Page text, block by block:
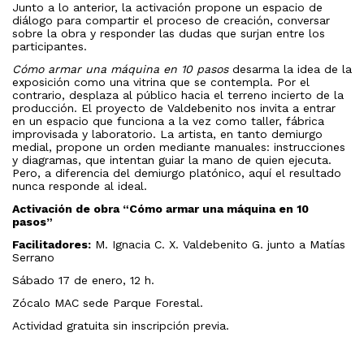
Junto a lo anterior, la activación propone un espacio de
diálogo para compartir el proceso de creación, conversar
sobre la obra y responder las dudas que surjan entre los
participantes.
Cómo armar una máquina en 10 pasosdesarma la idea de la
exposición como una vitrina que se contempla. Por el
contrario, desplaza al público hacia el terreno incierto de la
producción. El proyecto de Valdebenito nos invita a entrar
en un espacio que funciona a la vez como taller, fábrica
improvisada y laboratorio. La artista, en tanto demiurgo
medial, propone un orden mediante manuales: instrucciones
y diagramas, que intentan guiar la mano de quien ejecuta.
Pero, a diferencia del demiurgo platónico, aquí el resultado
nunca responde al ideal.
Activación de obra “Cómo armar una máquina en 10
pasos”
Facilitadores: M. Ignacia C. X. Valdebenito G. junto a Matías
Serrano
Sábado 17 de enero, 12 h.
Zócalo MAC sede Parque Forestal.
Actividad gratuita sin inscripción previa.